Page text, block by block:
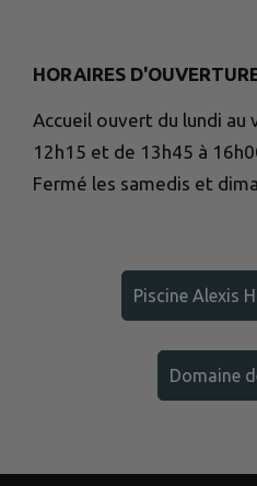
HORAIRES
Accueil ouvert du lundi au
12h15 et de 13h45 à
Fermé les samedis et
Piscine Alexis
Domaine